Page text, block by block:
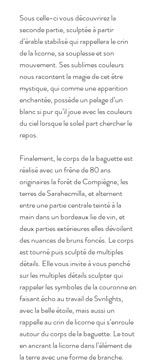
Sous celle-ci vous découvrirez la
seconde partie, sculptée à partir
d’érable stabilisé qui rappellera le crin
de la licorne, sa souplesse et son
mouvement. Ses sublimes couleurs
nous racontent la magie de cet être
mystique, qui comme une apparition
enchantée, possède un pelage d’un
blanc si pur qu’il joue avec les couleurs
du ciel lorsque le soleil part chercher le
repos.
Finalement, le corps de la baguette est
réalisé avec un frêne de 80 ans
originaires la forêt de Compiègne, les
terres de Sarahecmilla, et alternent
entre une partie centrale teinté à la
main dans un bordeaux lie de vin, et
deux parties extérieures elles dévoilent
des nuances de bruns foncés. Le corps
est tourné puis sculpté de multiples
détails. Elle vous invite à vous penché
sur les multiples détails sculpter qui
rappeler les symboles de la couronne en
faisant écho au travail de Svnlights,
avec la belle étoile, mais aussi un
rappelle au crin de licorne qui s’enroule
autour du corps de la baguette. Le tout
en ancrant la licorne dans l’élément de
la terre avec une forme de branche.